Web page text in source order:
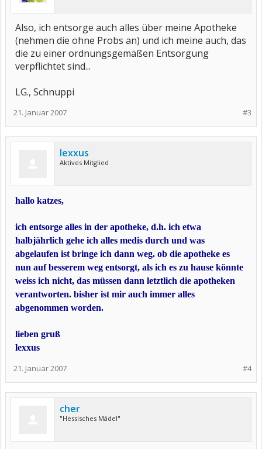
Also, ich entsorge auch alles über meine Apotheke
(nehmen die ohne Probs an) und ich meine auch, das
die zu einer ordnungsgemäßen Entsorgung
verpflichtet sind...
LG., Schnuppi
#3
21. Januar 2007
lexxus
Aktives Mitglied
hallo katzes,
ich entsorge alles in der apotheke, d.h. ich etwa
halbjährlich gehe ich alles medis durch und was
abgelaufen ist bringe ich dann weg. ob die apotheke es
nun auf besserem weg entsorgt, als ich es zu hause könnte
weiss ich nicht, das müssen dann letztlich die apotheken
verantworten. bisher ist mir auch immer alles
abgenommen worden.
lieben gruß
lexxus
#4
21. Januar 2007
cher
"Hessisches Mädel"